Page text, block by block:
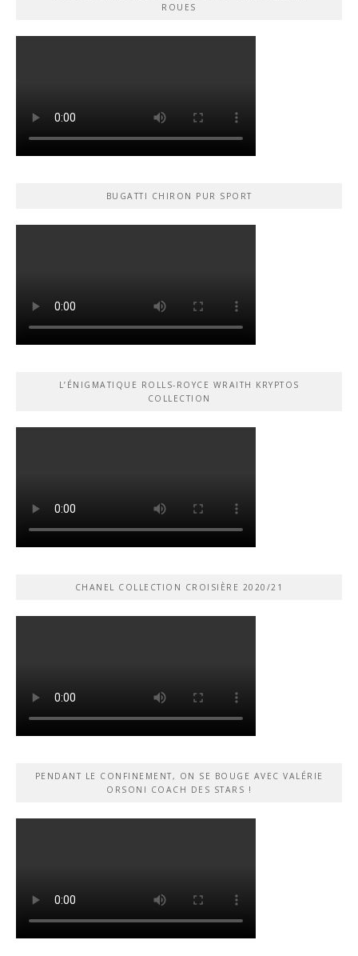
ROUES
BUGATTI CHIRON PUR SPORT
L’ÉNIGMATIQUE ROLLS-ROYCE WRAITH KRYPTOS
COLLECTION
CHANEL COLLECTION CROISIÈRE 2020/21
PENDANT LE CONFINEMENT, ON SE BOUGE AVEC VALÉRIE
ORSONI COACH DES STARS !